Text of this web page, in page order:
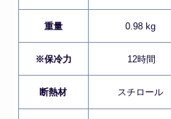
重量 0.98 kg
※保冷力 12時間
断熱材 スチロール